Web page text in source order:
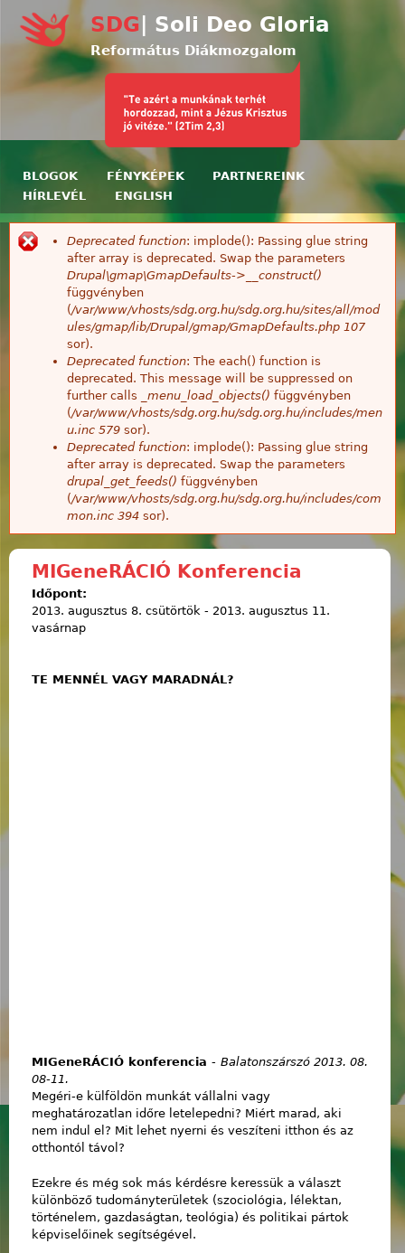
SDG | Soli Deo Gloria
Református Diákmozgalom
BLOGOK FÉNYKÉPEK
PARTNEREINK
HÍRLEVÉL
ENGLISH
Hibaüzenet
Deprecated function: implode(): Passing glue string
after array is deprecated. Swap the parameters
Drupal\gmap\GmapDefaults->__construct()
függvényben
(/var/www/vhosts/sdg.org.hu/sdg.org.hu/sites/all/mod
ules/gmap/lib/Drupal/gmap/GmapDefaults.php 107
sor).
Deprecated function: The each() function is
deprecated. This message will be suppressed on
further calls
_menu_load_objects() függvényben
(/var/www/vhosts/sdg.org.hu/sdg.org.hu/includes/men
u.inc 579 sor).
Deprecated function: implode(): Passing glue string
after array is deprecated. Swap the parameters
drupal_get_feeds() függvényben
(/var/www/vhosts/sdg.org.hu/sdg.org.hu/includes/com
mon.inc 394 sor).
MIGeneRÁCIÓ Konferencia
Időpont:
2013. augusztus 8. csütörtök - 2013. augusztus 11.
vasárnap
TE MENNÉL VAGY MARADNÁL?
MIGeneRÁCIÓ konferencia - Balatonszárszó 2013. 08.
08-11.
Megéri-e külföldön munkát vállalni vagy
meghatározatlan időre letelepedni? Miért marad, aki
nem indul el? Mit lehet nyerni és veszíteni itthon és az
otthontól távol?
Ezekre és még sok más kérdésre keressük a választ
különböző tudományterületek (szociológia, lélektan,
történelem, gazdaságtan, teológia) és politikai pártok
képviselőinek segítségével.